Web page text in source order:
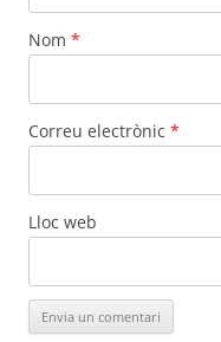
Nom *
Correu electrònic *
Lloc web